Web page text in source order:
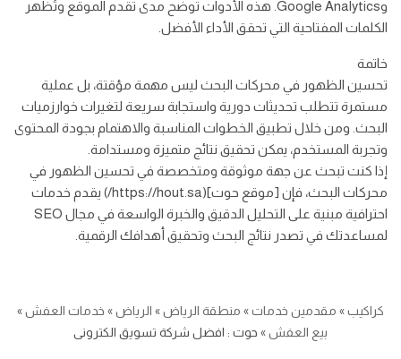
وGoogle Analytics. هذه الأدوات توضح مدى تقدم الموقع وتُظهر
الكلمات المفتاحية التي تحقق الأداء الأفضل.
خاتمة
تحسين الظهور في محركات البحث ليس مهمة مؤقتة، بل عملية
مستمرة تتطلب تحديثات دورية واستجابة سريعة لتغيرات خوارزميات
البحث. ومن خلال تطبيق الخطوات المناسبة والاهتمام بجودة المحتوى
وتجربة المستخدم، يمكن تحقيق نتائج متميزة ومستدامة.
إذا كنت تبحث عن جهة موثوقة ومتخصصة في تحسين الظهور في
محركات البحث، فإن [موقع حوت](https://hout.sa/) يقدم خدمات
احترافية مبنية على التحليل الدقيق والخبرة الواسعة في مجال SEO
لمساعدتك في تصدر نتائج البحث وتحقيق أهدافك الرقمية.
كراكيب» مقدمين خدمات» منطقة الرياض» الرياض» خدمات العفش»
بيع العفش» حوت : افضل شركة تسويق الكترونى